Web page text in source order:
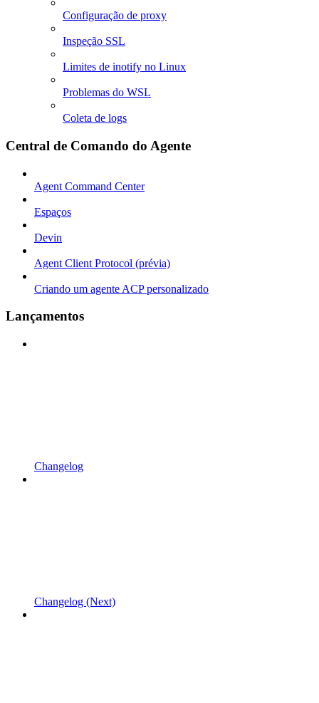
Configuração de proxy
Inspeção SSL
Limites de inotify no Linux
Problemas do WSL
Coleta de logs
Central de Comando do Agente
Agent Command Center
Espaços
Devin
Agent Client Protocol (prévia)
Criando um agente ACP personalizado
Lançamentos
Changelog
Changelog (Next)